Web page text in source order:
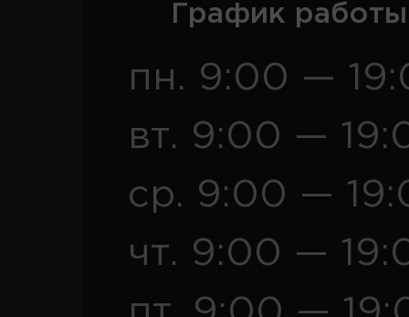
График
пн. 9:00 —
вт. 9:00 —
ср. 9:00 —
чт. 9:00 —